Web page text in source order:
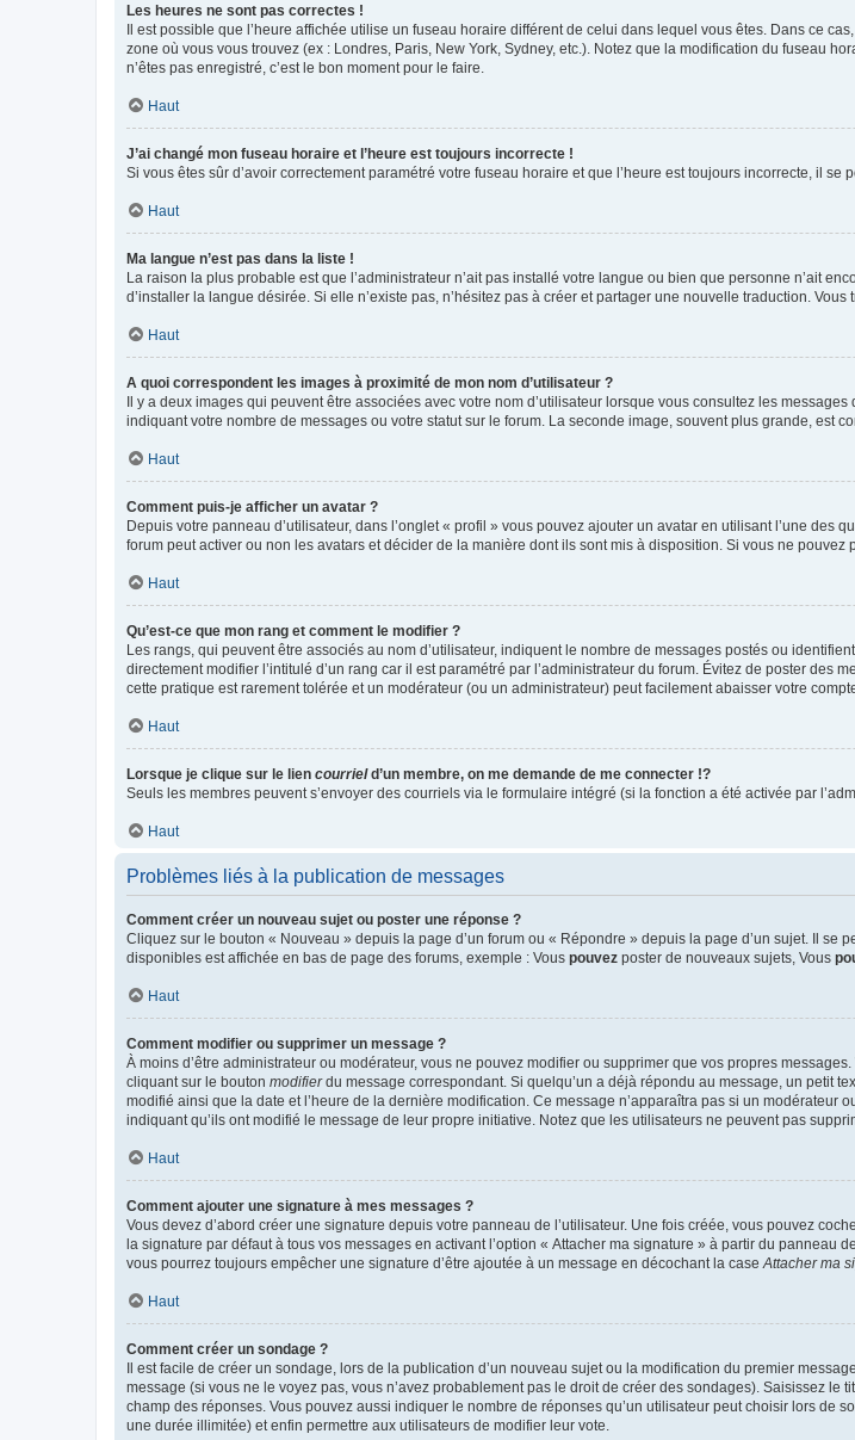
Les heures ne sont pas correctes !
Il est possible que l’heure affichée utilise un fuseau horaire différent de celui dans lequel vous êtes. Dans ce
zone où vous vous trouvez (ex : Londres, Paris, New York, Sydney, etc.). Notez que la modification du fuseau
n’êtes pas enregistré, c’est le bon moment pour le faire.
Haut
J’ai changé mon fuseau horaire et l’heure est toujours incorrecte !
Si vous êtes sûr d’avoir correctement paramétré votre fuseau horaire et que l’heure est toujours incorrecte, il
Haut
Ma langue n’est pas dans la liste !
La raison la plus probable est que l’administrateur n’ait pas installé votre langue ou bien que personne n’ait
d’installer la langue désirée. Si elle n’existe pas, n’hésitez pas à créer et partager une nouvelle traduction.
Haut
A quoi correspondent les images à proximité de mon nom d’utilisateur ?
Il y a deux images qui peuvent être associées avec votre nom d’utilisateur lorsque vous consultez les
indiquant votre nombre de messages ou votre statut sur le forum. La seconde image, souvent plus grande, est
Haut
Comment puis-je afficher un avatar ?
Depuis votre panneau d’utilisateur, dans l’onglet « profil » vous pouvez ajouter un avatar en utilisant l’une des
forum peut activer ou non les avatars et décider de la manière dont ils sont mis à disposition. Si vous ne pouvez
Haut
Qu’est-ce que mon rang et comment le modifier ?
Les rangs, qui peuvent être associés au nom d’utilisateur, indiquent le nombre de messages postés ou
directement modifier l’intitulé d’un rang car il est paramétré par l’administrateur du forum. Évitez de poster des
cette pratique est rarement tolérée et un modérateur (ou un administrateur) peut facilement abaisser votre
Haut
Lorsque je clique sur le lien courrield’un membre, on me demande de me connecter !?
Seuls les membres peuvent s’envoyer des courriels via le formulaire intégré (si la fonction a été activée par
Haut
Problèmes liés à la publication de messages
Comment créer un nouveau sujet ou poster une réponse ?
Cliquez sur le bouton « Nouveau » depuis la page d’un forum ou « Répondre » depuis la page d’un sujet. Il
disponibles est affichée en bas de page des forums, exemple : Vous pouvez poster de nouveaux sujets, Vous
Haut
Comment modifier ou supprimer un message ?
À moins d’être administrateur ou modérateur, vous ne pouvez modifier ou supprimer que vos propres
cliquant sur le bouton modifierdu message correspondant. Si quelqu’un a déjà répondu au message, un petit
modifié ainsi que la date et l’heure de la dernière modification. Ce message n’apparaîtra pas si un
indiquant qu’ils ont modifié le message de leur propre initiative. Notez que les utilisateurs ne peuvent pas
Haut
Comment ajouter une signature à mes messages ?
Vous devez d’abord créer une signature depuis votre panneau de l’utilisateur. Une fois créée, vous pouvez
la signature par défaut à tous vos messages en activant l’option « Attacher ma signature » à partir du panneau
vous pourrez toujours empêcher une signature d’être ajoutée à un message en décochant la case Attacher ma
Haut
Comment créer un sondage ?
Il est facile de créer un sondage, lors de la publication d’un nouveau sujet ou la modification du premier
message (si vous ne le voyez pas, vous n’avez probablement pas le droit de créer des sondages). Saisissez
champ des réponses. Vous pouvez aussi indiquer le nombre de réponses qu’un utilisateur peut choisir lors de
une durée illimitée) et enfin permettre aux utilisateurs de modifier leur vote.